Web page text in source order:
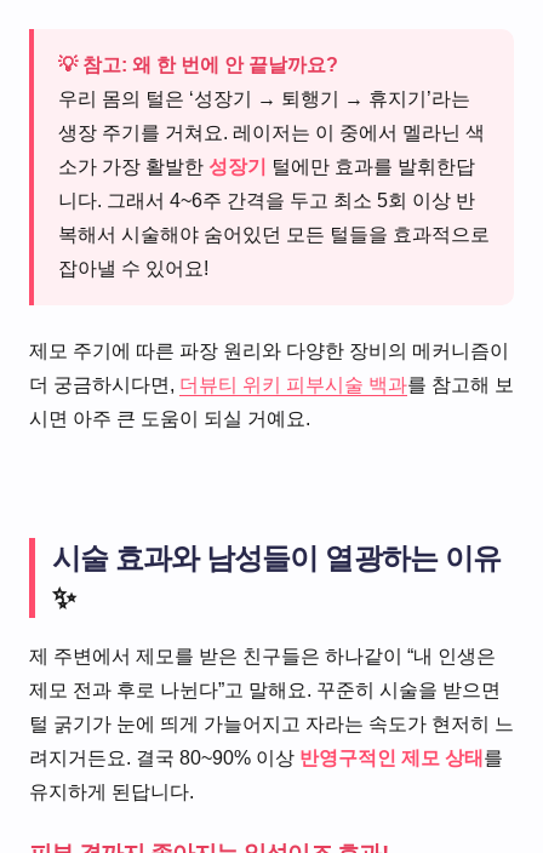
💡 참고: 왜 한 번에 안 끝날까요?
우리 몸의 털은 ‘성장기 → 퇴행기 → 휴지기’라는
생장 주기를 거쳐요. 레이저는 이 중에서 멜라닌 색
소가 가장 활발한 성장기
털에만 효과를 발휘한답
니다. 그래서 4~6주 간격을 두고 최소 5회 이상 반
복해서 시술해야 숨어있던 모든 털들을 효과적으로
잡아낼 수 있어요!
제모 주기에 따른 파장 원리와 다양한 장비의 메커니즘이
더 궁금하시다면, 더뷰티 위키 피부시술 백과를 참고해 보
시면 아주 큰 도움이 되실 거예요.
시술 효과와 남성들이 열광하는 이유
✨
제 주변에서 제모를 받은 친구들은 하나같이 “내 인생은
제모 전과 후로 나뉜다”고 말해요. 꾸준히 시술을 받으면
털 굵기가 눈에 띄게 가늘어지고 자라는 속도가 현저히 느
려지거든요. 결국 80~90% 이상 반영구적인 제모 상태 를
유지하게 된답니다.